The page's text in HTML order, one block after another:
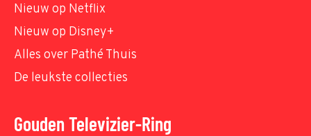
Nieuw op Netflix
Nieuw op Disney+
Alles over Pathé Thuis
De leukste collecties
Gouden Televizier-Ring